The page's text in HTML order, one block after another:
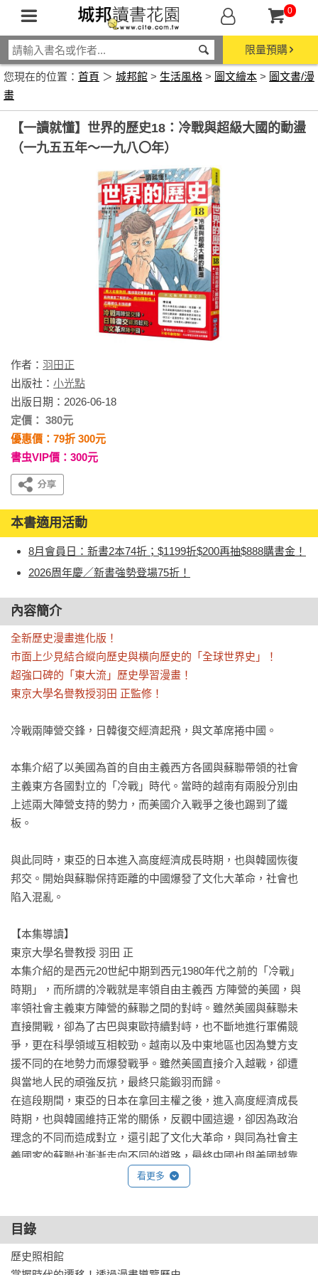
0
限量預購
您現在的位置： 首頁 ＞ 城邦館 > 生活風格 > 圖文繪本 > 圖文書/漫
畫
【一讀就懂】世界的歷史18：冷戰與超級大國的動盪
（一九五五年～一九八〇年）
作者： 羽田正
出版社： 小光點
出版日期：2026-06-18
定價： 380元
優惠價：79折 300元
書虫VIP價：300元
本書適用活動
8月會員日：新書2本74折；$1199折$200再抽$888購書金！
2026周年慶／新書強勢登場75折！
內容簡介
全新歷史漫畫進化版！
市面上少見結合縱向歷史與橫向歷史的「全球世界史」！
超強口碑的「東大流」歷史學習漫畫！
東京大學名譽教授羽田 正監修！
冷戰兩陣營交鋒，日韓復交經濟起飛，與文革席捲中國。
本集介紹了以美國為首的自由主義西方各國與蘇聯帶領的社會
主義東方各國對立的「冷戰」時代。當時的越南有兩股分別由
上述兩大陣營支持的勢力，而美國介入戰爭之後也踢到了鐵
板。
與此同時，東亞的日本進入高度經濟成長時期，也與韓國恢復
邦交。開始與蘇聯保持距離的中國爆發了文化大革命，社會也
陷入混亂。
【本集導讀】
東京大學名譽教授 羽田 正
本集介紹的是西元20世紀中期到西元1980年代之前的「冷戰」
時期」，而所謂的冷戰就是率領自由主義西 方陣營的美國，與
率領社會主義東方陣營的蘇聯之間的對峙。雖然美國與蘇聯未
直接開戰，卻為了古巴與東歐持續對峙，也不斷地進行軍備競
爭，更在科學領域互相較勁。越南以及中東地區也因為雙方支
援不同的在地勢力而爆發戰爭。雖然美國直接介入越戰，卻遭
與當地人民的頑強反抗，最終只能鍛羽而歸。
在這段期間，東亞的日本在拿回主權之後，進入高度經濟成長
時期，也與韓國維持正常的關係，反觀中國這邊，卻因為政治
理念的不同而造成對立，還引起了文化大革命，與同為社會主
義國家的蘇聯也漸漸走向不同的道路，最終中國也與美國越靠
越近。中日之間也簽定了和平條約。就在這段期間，非洲也繼
之中，也有與東西陣營保持距離的國家。
建議各位家長與孩子一起瀏覽西元1980年代的世界地圖，看看
地圖上的國家採取了哪些不同的立場吧。
看更多
目錄
歷史照相館